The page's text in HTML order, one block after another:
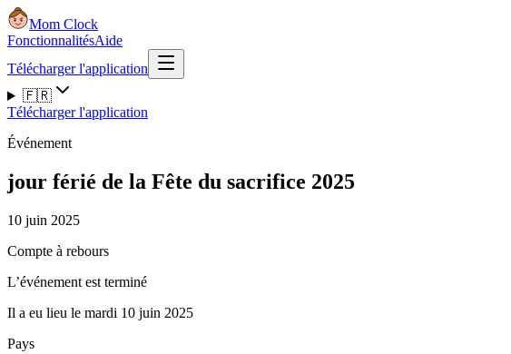
Mom Clock
FonctionnalitésAide
Télécharger l'application
🇫🇷
Télécharger l'application
Événement
jour férié de la Fête du sacrifice 2025
10 juin 2025
Compte à rebours
L’événement est terminé
Il a eu lieu le mardi 10 juin 2025
Pays